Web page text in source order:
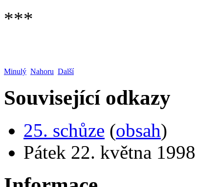
***
Minulý Nahoru Další
Související odkazy
25. schůze (obsah)
Pátek 22. května 1998